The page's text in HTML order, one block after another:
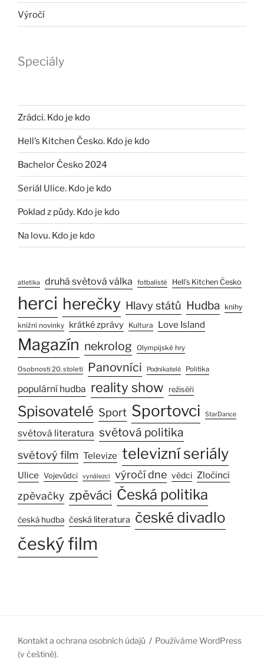
Výročí
Speciály
Zrádci. Kdo je kdo
Hell’s Kitchen Česko. Kdo je kdo
Bachelor Česko 2024
Seriál Ulice. Kdo je kdo
Poklad z půdy. Kdo je kdo
Na lovu. Kdo je kdo
atletika druhá světová válka fotbalisté Hell’s Kitchen Česko
herci herečky Hlavy států Hudba knihy
knižní novinky krátké zprávy Kultura Love Island
Magazín nekrolog Olympijské hry
Osobnosti 20. století Panovníci Podnikatelé Politika
populární hudba reality show režiséři
Spisovatelé Sport Sportovci StarDance
světová literatura světová politika
světový film Televize televizní seriály
Ulice Vojevůdci vynálezci výročí dne vědci Zločinci
zpěvačky zpěváci Česká politika
česká hudba česká literatura české divadlo
český film
Kontakt a ochrana osobních údajů
Používáme WordPress
(v češtině).